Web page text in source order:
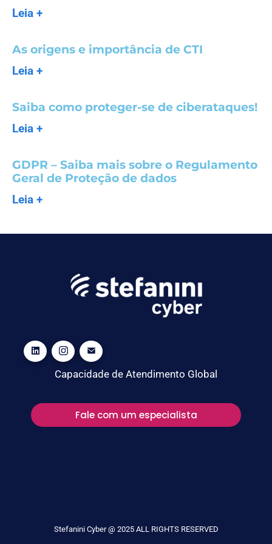
Leia +
As origens e importância de CTI
Leia +
Saiba como proteger-se de ciberataques!
Leia +
GDPR – Saiba mais sobre o Regulamento
Geral de Proteção de dados
Leia +
Capacidade de Atendimento Global
Fale com um especialista
Stefanini Cyber @ 2025 ALL RIGHTS RESERVED